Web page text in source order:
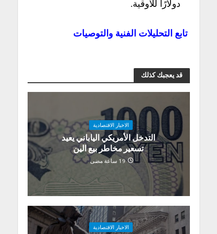
دولارًا للأوقية.
تابع التحليلات الفنية والتوصيات
قد يعجبك كذلك
الاخبار الاقتصادية
التدخل الأمريكي الياباني يعيد
تسعير مخاطر بيع الين
19 ساعة مضى
الاخبار الاقتصادية